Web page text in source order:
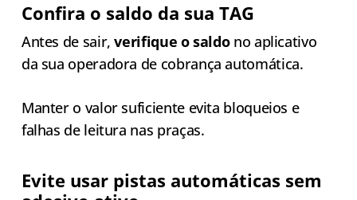
Confira o saldo da sua TAG
Antes de sair,verifique o saldono aplicativo
da sua operadora de cobrança automática.
Manter o valor suficiente evita bloqueios e
falhas de leitura nas praças.
Evite usar pistas automáticas sem